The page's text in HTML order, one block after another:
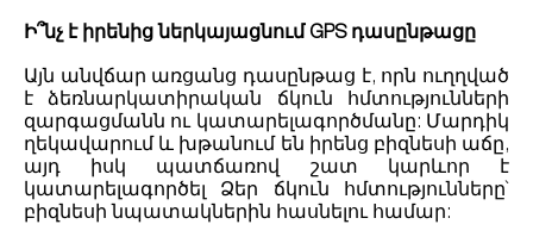
Ի՞նչ է իրենից ներկայացնում GPS դասընթացը
Այն անվճար առցանց դասընթաց է, որն ուղղված
է ձեռնարկատիրական ճկուն հմտությունների
զարգացմանն ու կատարելագործմանը: Մարդիկ
ղեկավարում և խթանում են իրենց բիզնեսի աճը,
այդ իսկ պատճառով շատ կարևոր է
կատարելագործել Ձեր ճկուն հմտությունները`
բիզնեսի նպատակներին հասնելու համար: